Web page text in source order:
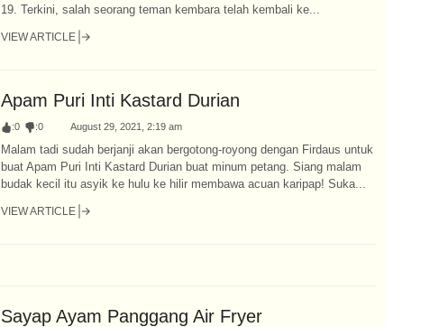
19. Terkini, salah seorang teman kembara telah kembali ke...
VIEW ARTICLE
Apam Puri Inti Kastard Durian
:0 :0 August 29, 2021, 2:19 am
Malam tadi sudah berjanji akan bergotong-royong dengan Firdaus untuk
buat Apam Puri Inti Kastard Durian buat minum petang. Siang malam
budak kecil itu asyik ke hulu ke hilir membawa acuan karipap! Suka...
VIEW ARTICLE
Sayap Ayam Panggang Air Fryer